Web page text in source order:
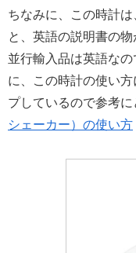
ちなみに、この時計
と、英語の説明書の物
並行輸入品は英語な
に、この時計の使い
プしているので参考
シェーカー）の使い方